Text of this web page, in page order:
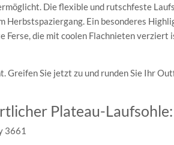
Die flexible und rutschfeste
Herbstspaziergang. Ein besonderes
Ferse, die mit coolen Flachnieten verziert
Greifen Sie jetzt zu und runden Sie Ihr
Plateau-Laufsohle:
3661